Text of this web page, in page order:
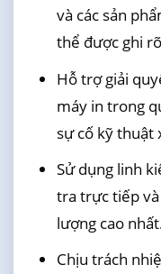
và các sản
thể được ghi
Hỗ trợ giải
máy in trong
sự cố kỹ thuật
Sử dụng linh
tra trực tiếp
lượng cao
Chịu trách